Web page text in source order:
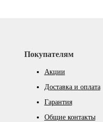
Покупателям
Акции
Доставка и оплата
Гарантия
Общие контакты